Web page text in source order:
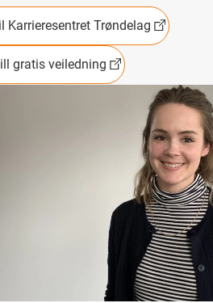
Karrieresentret Trøndelag
gratis veiledning